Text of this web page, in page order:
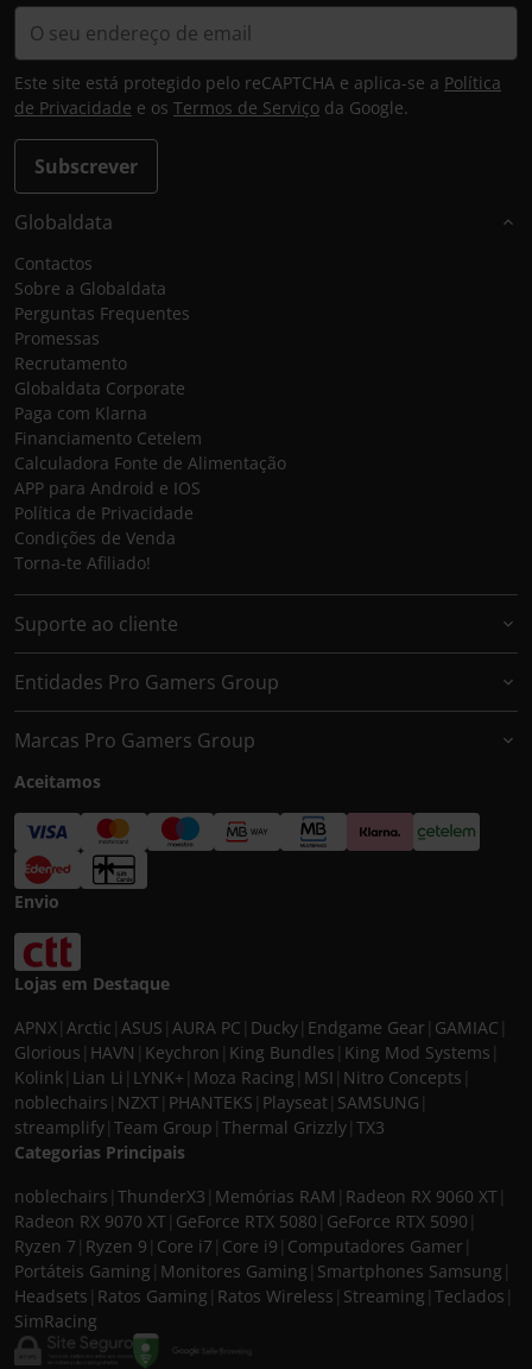
Subscrever
Este site está protegido pelo reCAPTCHA e aplica-se a Política
de Privacidade e os Termos de Serviço da Google.
Globaldata
Contactos
Sobre a Globaldata
Perguntas Frequentes
Promessas
Recrutamento
Globaldata Corporate
Paga com Klarna
Financiamento Cetelem
Calculadora Fonte de Alimentação
APP para Android e IOS
Política de Privacidade
Condições de Venda
Torna-te Afiliado!
Suporte ao cliente
Entidades Pro Gamers Group
Marcas Pro Gamers Group
Aceitamos
Envio
Lojas em Destaque
APNX Arctic ASUS AURA PC Ducky Endgame Gear GAMIAC
Glorious HAVN Keychron King Bundles King Mod Systems
Kolink Lian Li LYNK+ Moza Racing MSI Nitro Concepts
noblechairs NZXT PHANTEKS Playseat SAMSUNG
streamplify Team Group Thermal Grizzly TX3
Categorias Principais
noblechairs ThunderX3 Memórias RAM Radeon RX 9060 XT
Radeon RX 9070 XT GeForce RTX 5080 GeForce RTX 5090
Ryzen 7 Ryzen 9 Core i7 Core i9 Computadores Gamer
Portáteis Gaming Monitores Gaming Smartphones Samsung
Headsets Ratos Gaming Ratos Wireless Streaming Teclados
SimRacing